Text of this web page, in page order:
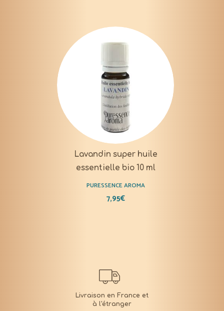
Lavandin super huile
essentielle bio 10 ml
PURESSENCE AROMA
7,95€